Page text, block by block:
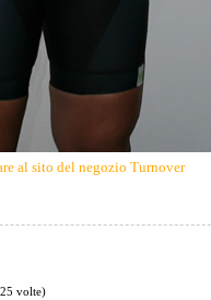
al sito del negozio Turnover
volte)